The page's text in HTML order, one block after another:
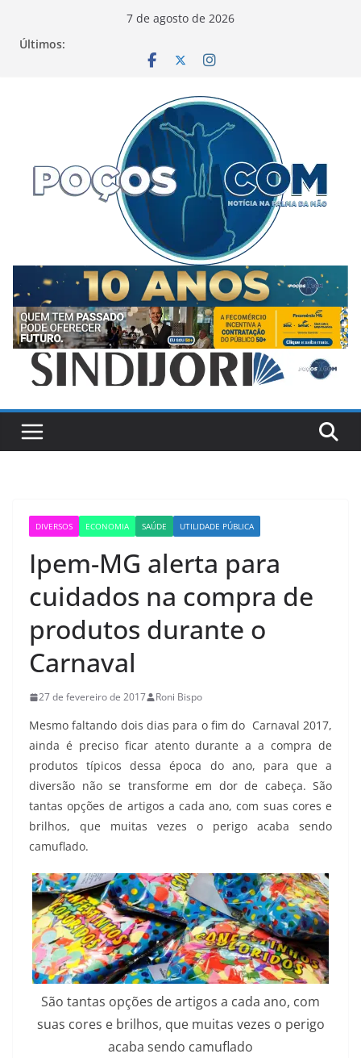
7 de agosto de 2026
Últimos:
DIVERSOS ECONOMIA SAÚDE UTILIDADE PÚBLICA
Ipem-MG alerta para
cuidados na compra de
produtos durante o
Carnaval
27 de fevereiro de 2017 Roni Bispo
Mesmo faltando dois dias para o fim do Carnaval 2017,
ainda é preciso ficar atento durante a a compra de
produtos típicos dessa época do ano, para que a
diversão não se transforme em dor de cabeça. São
tantas opções de artigos a cada ano, com suas cores e
brilhos, que muitas vezes o perigo acaba sendo
camuflado.
São tantas opções de artigos a cada ano, com
suas cores e brilhos, que muitas vezes o perigo
acaba sendo camuflado